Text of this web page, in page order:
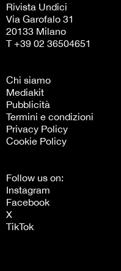
Rivista Undici
Via Garofalo 31
20133 Milano
T +39 02 36504651
Chi siamo
Mediakit
Pubblicità
Termini e condizioni
Privacy Policy
Cookie Policy
Follow us on:
Instagram
Facebook
X
TikTok